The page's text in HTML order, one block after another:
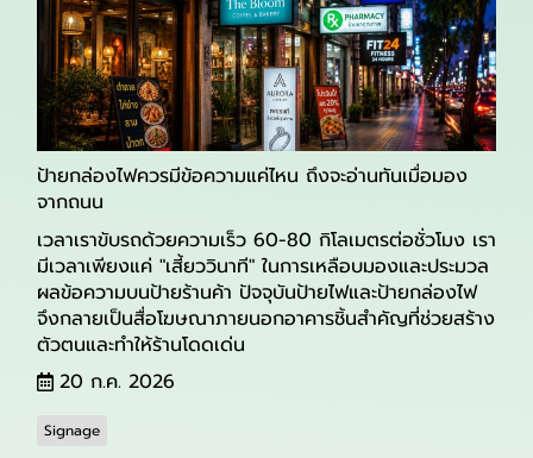
ป้ายกล่องไฟควรมีข้อความแค่ไหน ถึงจะอ่านทันเมื่อมอง
จากถนน
เวลาเราขับรถด้วยความเร็ว 60-80 กิโลเมตรต่อชั่วโมง เรา
มีเวลาเพียงแค่ "เสี้ยววินาที" ในการเหลือบมองและประมวล
ผลข้อความบนป้ายร้านค้า ปัจจุบันป้ายไฟและป้ายกล่องไฟ
จึงกลายเป็นสื่อโฆษณาภายนอกอาคารชิ้นสำคัญที่ช่วยสร้าง
ตัวตนและทำให้ร้านโดดเด่น
20 ก.ค. 2026
Signage